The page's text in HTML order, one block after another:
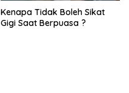
Kenapa Tidak Boleh Sikat
Gigi Saat Berpuasa ?